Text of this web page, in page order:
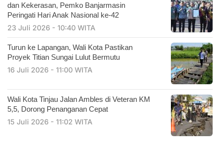
dan Kekerasan, Pemko Banjarmasin
Peringati Hari Anak Nasional ke-42
23 Juli 2026 - 10:40 WITA
Turun ke Lapangan, Wali Kota Pastikan
Proyek Titian Sungai Lulut Bermutu
16 Juli 2026 - 11:00 WITA
​Wali Kota Tinjau Jalan Ambles di Veteran KM
5,5, Dorong Penanganan Cepat
15 Juli 2026 - 11:02 WITA